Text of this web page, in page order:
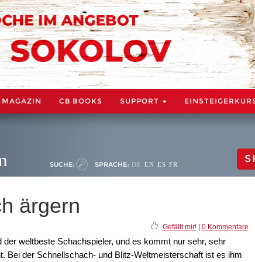
MAGAZIN CB BOOKS SUPPORT
SUCHE: SPRACHE: DE EN ES FR
ärgern
Gefällt mir!| 0 Kommentare
weltbeste Schachspieler, und es kommt nur sehr, sehr
Bei der Schnellschach- und Blitz-Weltmeisterschaft ist es ihm